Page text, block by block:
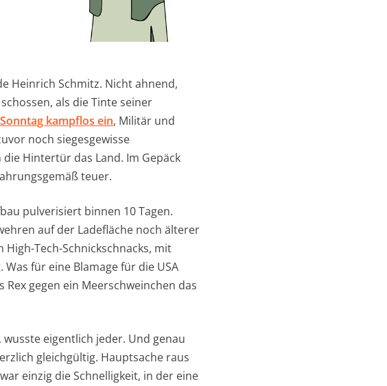
Heinrich Schmitz. Nicht ahnend,
als die Tinte seiner
kampflos ein, Militär und
noch siegesgewisse
Hintertür das Land. Im Gepäck
teuer.
pulverisiert binnen 10 Tagen.
auf der Ladefläche noch älterer
Tech-Schnickschnacks, mit
für eine Blamage für die USA
gegen ein Meerschweinchen das
eigentlich jeder. Und genau
gleichgültig. Hauptsache raus
einzig die Schnelligkeit, in der eine